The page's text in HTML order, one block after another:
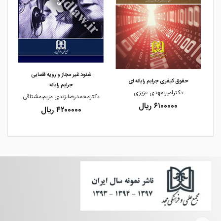
مشاهده و خرید
مشاهده و خرید
حقوق کیفری جرایم رایانه ای
دکترامیر،مهدی عزیزی
۶۱۰۰۰۰۰ ریال
شنود غیر مجاز و رویه قضایی
جرایم رایانه
دکترمحمدرضا،زندی مریم،مشتاقی
۴۲۰۰۰۰۰ ریال